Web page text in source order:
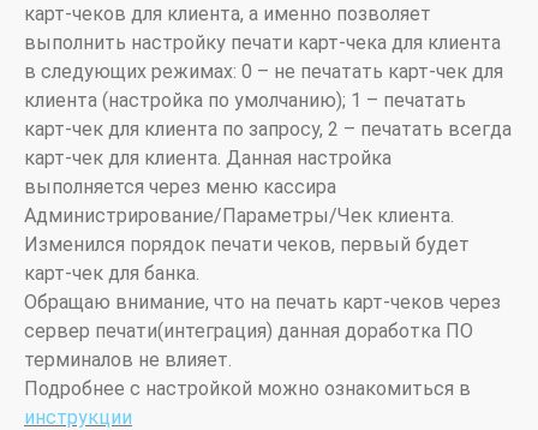
карт-чеков для клиента, а именно позволяет
выполнить настройку печати карт-чека для клиента
в следующих режимах: 0 – не печатать карт-чек для
клиента (настройка по умолчанию); 1 – печатать
карт-чек для клиента по запросу, 2 – печатать всегда
карт-чек для клиента. Данная настройка
выполняется через меню кассира
Администрирование/Параметры/Чек клиента.
Изменился порядок печати чеков, первый будет
карт-чек для банка.
Обращаю внимание, что на печать карт-чеков через
сервер печати(интеграция) данная доработка ПО
терминалов не влияет.
Подробнее с настройкой можно ознакомиться в
инструкции